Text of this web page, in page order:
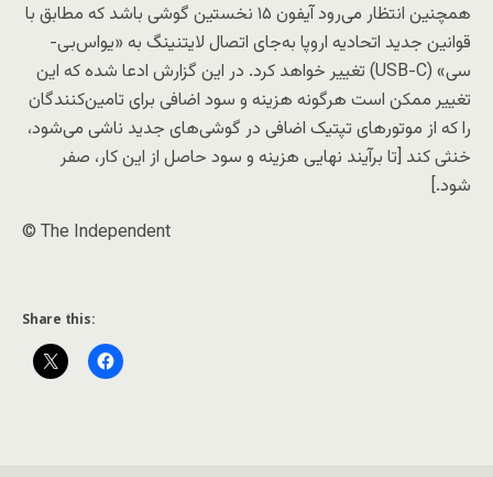
همچنین انتظار می‌رود آیفون ۱۵ نخستین گوشی باشد که مطابق با
قوانین جدید اتحادیه اروپا به‌جای اتصال لایتنینگ به «یو‌اس‌بی-
سی» (USB-C) تغییر خواهد کرد. در این گزارش ادعا شده که این
تغییر ممکن است هرگونه هزینه و سود اضافی برای تامین‌کنندگان
را که از موتورهای تپتیک اضافی در گوشی‌های جدید ناشی می‌شود،
خنثی کند [تا برآیند نهایی هزینه و سود حاصل از این کار، صفر
شود.]
© The Independent
Share this: